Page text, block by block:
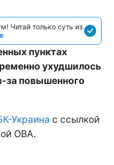
Читай только суть из
пунктах
ухудшилось
за повышенного
Украина с ссылкой
ОВА.